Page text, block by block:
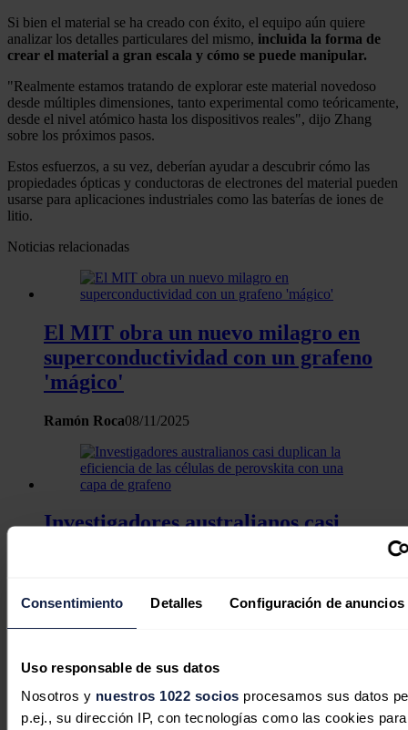
Consentimiento Detalles Configuración de anuncios
Uso responsable de sus datos
Nosotros y nuestros 1022 socios procesamos sus datos
p.ej., su dirección IP, con tecnologías como las cookies para
Si bien el material se ha creado con éxito, el equipo aún quiere
analizar los detalles particulares del mismo, incluida la forma de
crear el material a gran escala y cómo se puede manipular.
"Realmente estamos tratando de explorar este material novedoso
desde múltiples dimensiones, tanto experimental como teóricamente,
desde el nivel atómico hasta los dispositivos reales", dijo Zhang
sobre los próximos pasos.
Estos esfuerzos, a su vez, deberían ayudar a descubrir cómo las
propiedades ópticas y conductoras de electrones del material pueden
usarse para aplicaciones industriales como las baterías de iones de
litio.
Noticias relacionadas
El MIT obra un nuevo milagro en
superconductividad con un grafeno
'mágico'
Ramón Roca08/11/2025
Investigadores australianos casi
duplican la eficiencia de las células de
José A. Roca 12/09/2025